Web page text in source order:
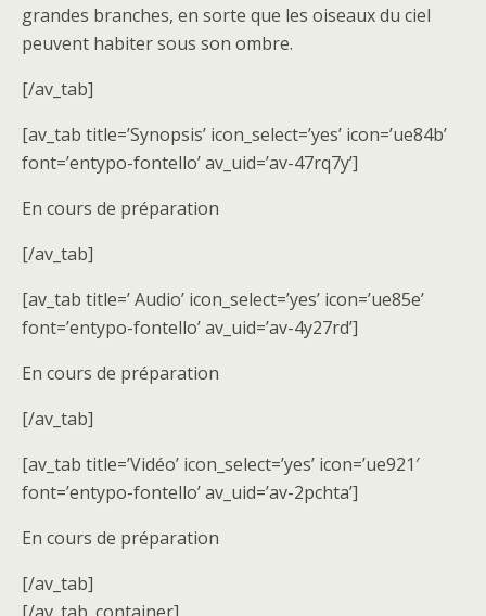
grandes branches, en sorte que les oiseaux du ciel
peuvent habiter sous son ombre.
[/av_tab]
[av_tab title=’Synopsis’ icon_select=’yes’ icon=’ue84b’
font=’entypo-fontello’ av_uid=’av-47rq7y’]
En cours de préparation
[/av_tab]
[av_tab title=’ Audio’ icon_select=’yes’ icon=’ue85e’
font=’entypo-fontello’ av_uid=’av-4y27rd’]
En cours de préparation
[/av_tab]
[av_tab title=’Vidéo’ icon_select=’yes’ icon=’ue921′
font=’entypo-fontello’ av_uid=’av-2pchta’]
En cours de préparation
[/av_tab]